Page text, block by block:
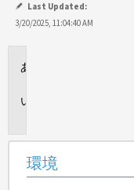
Last Updated:
3/20/2025, 11:04:40 AM
環境